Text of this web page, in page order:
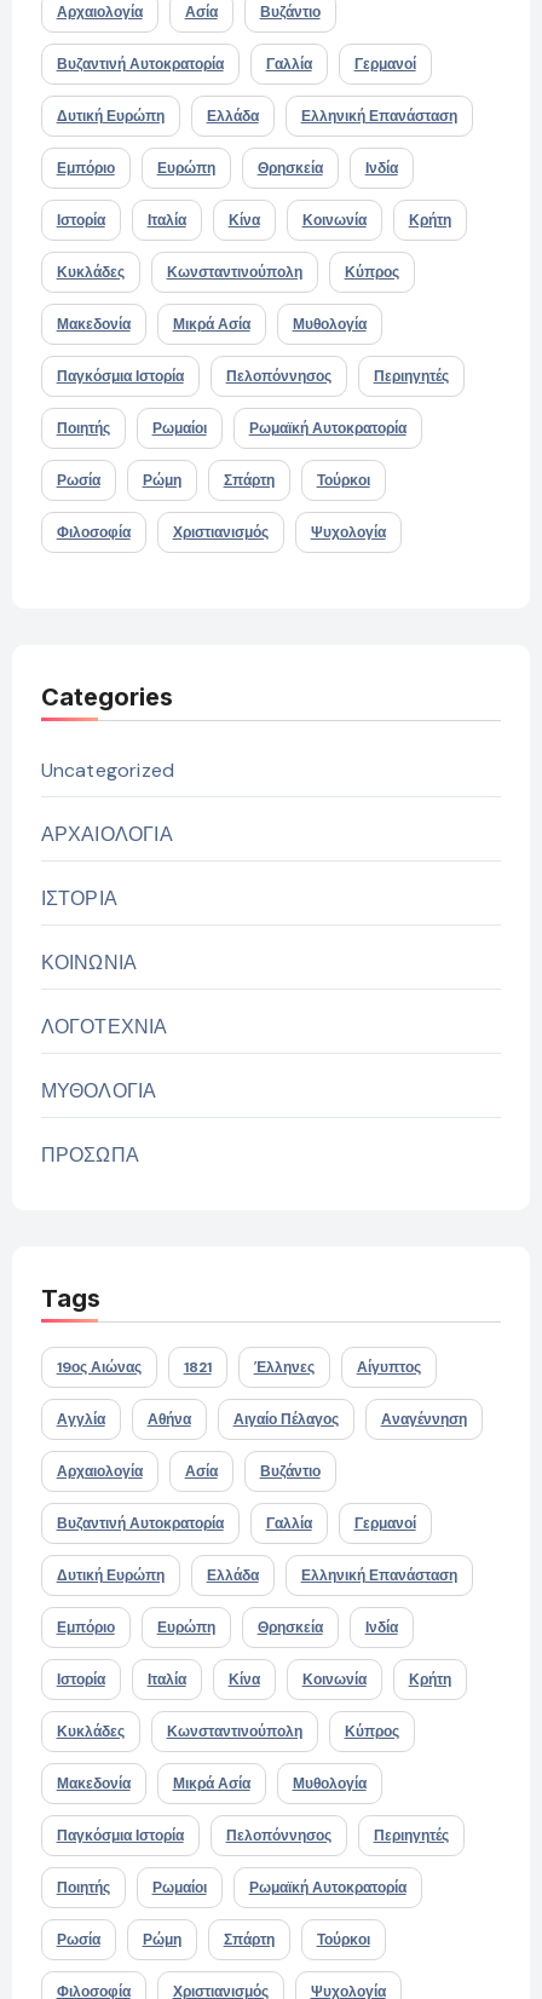
Αρχαιολογία Ασία Βυζάντιο
Βυζαντινή Αυτοκρατορία Γαλλία Γερμανοί
Δυτική Ευρώπη Ελλάδα Ελληνική Επανάσταση
Εμπόριο Ευρώπη Θρησκεία Ινδία
Ιστορία Ιταλία Κίνα Κοινωνία Κρήτη
Κυκλάδες Κωνσταντινούπολη Κύπρος
Μακεδονία Μικρά Ασία Μυθολογία
Παγκόσμια Ιστορία Πελοπόννησος Περιηγητές
Ποιητής Ρωμαίοι Ρωμαϊκή Αυτοκρατορία
Ρωσία Ρώμη Σπάρτη Τούρκοι
Φιλοσοφία Χριστιανισμός Ψυχολογία
Categories
Uncategorized
ΑΡΧΑΙΟΛΟΓΙΑ
ΙΣΤΟΡΙΑ
ΚΟΙΝΩΝΙΑ
ΛΟΓΟΤΕΧΝΙΑ
ΜΥΘΟΛΟΓΙΑ
ΠΡΟΣΩΠΑ
Tags
19ος Αιώνας 1821 Έλληνες Αίγυπτος
Αγγλία Αθήνα Αιγαίο Πέλαγος Αναγέννηση
Αρχαιολογία Ασία Βυζάντιο
Βυζαντινή Αυτοκρατορία Γαλλία Γερμανοί
Δυτική Ευρώπη Ελλάδα Ελληνική Επανάσταση
Εμπόριο Ευρώπη Θρησκεία Ινδία
Ιστορία Ιταλία Κίνα Κοινωνία Κρήτη
Κυκλάδες Κωνσταντινούπολη Κύπρος
Μακεδονία Μικρά Ασία Μυθολογία
Παγκόσμια Ιστορία Πελοπόννησος Περιηγητές
Ποιητής Ρωμαίοι Ρωμαϊκή Αυτοκρατορία
Ρωσία Ρώμη Σπάρτη Τούρκοι
Φιλοσοφία Χριστιανισμός Ψυχολογία